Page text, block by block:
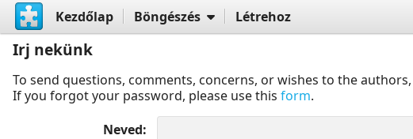
Kezdőlap Böngészés Létrehoz
Irj nekünk
To send questions, comments, concerns, or wishes to the
If you forgot your password, please use this form.
Neved